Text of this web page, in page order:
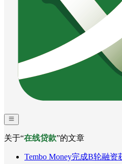
关于“在线贷款”的文章
Tembo Money完成B轮融资